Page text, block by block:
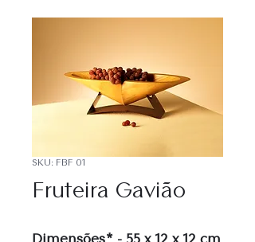
SKU: FBF 01
Fruteira Gavião